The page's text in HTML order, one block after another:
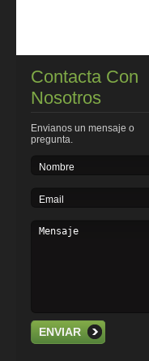
Contacta Con
Nosotros
Envianos un mensaje o
pregunta.
ENVIAR